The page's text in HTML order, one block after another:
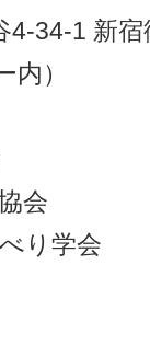
4-34-1 新
）
会
り学会